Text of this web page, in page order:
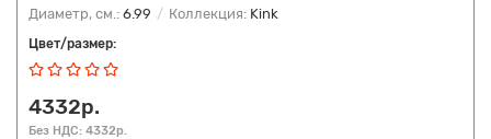
Диаметр, см.: 6.99 Коллекция: Kink
Цвет/размер:
4332р.
Без НДС: 4332р.